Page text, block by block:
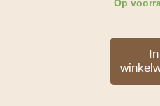
Op
In